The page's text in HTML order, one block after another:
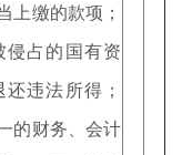
上缴的款项；
侵占的国有资
违法所得；
的财务、会计